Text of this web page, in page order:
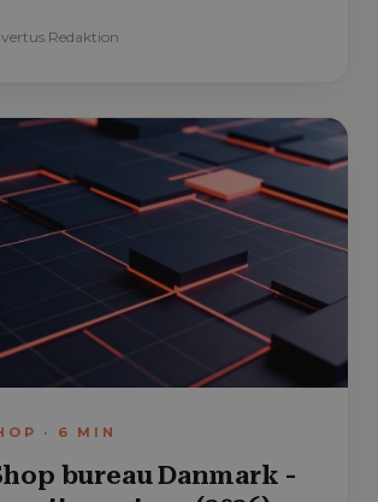
Redaktion
· 6 MIN
bureau Danmark -